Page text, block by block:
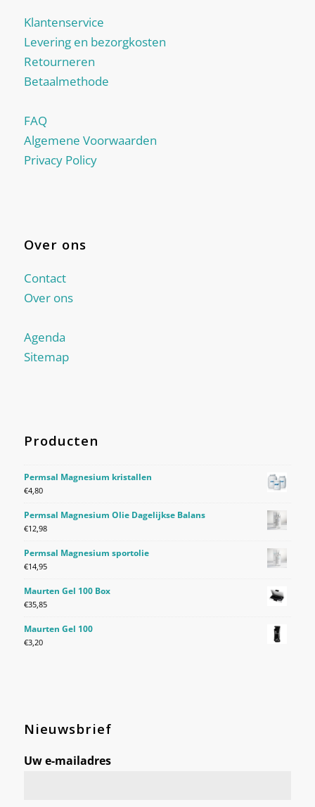
Klantenservice
Levering en bezorgkosten
Retourneren
Betaalmethode
FAQ
Algemene Voorwaarden
Privacy Policy
Over ons
Contact
Over ons
Agenda
Sitemap
Producten
Permsal Magnesium kristallen
€4,80
Permsal Magnesium Olie Dagelijkse Balans
€12,98
Permsal Magnesium sportolie
€14,95
Maurten Gel 100 Box
€35,85
Maurten Gel 100
€3,20
Nieuwsbrief
Uw e-mailadres